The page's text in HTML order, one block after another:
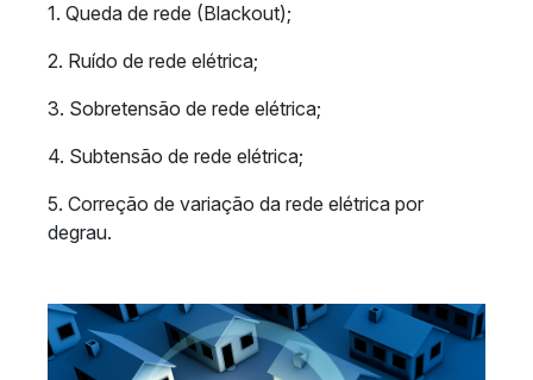
1. Queda de rede (Blackout);
2. Ruído de rede elétrica;
3. Sobretensão de rede elétrica;
4. Subtensão de rede elétrica;
5. Correção de variação da rede elétrica por
degrau.